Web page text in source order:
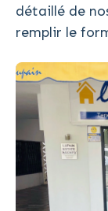
détaillé de
remplir le